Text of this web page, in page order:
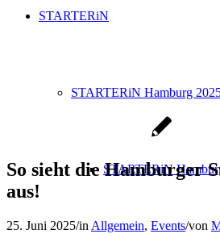
STARTERiN
STARTERiN Hamburg
STARTERiN
So sieht die Hamburger
aus!
25. Juni 2025/in Allgemein, Events/von